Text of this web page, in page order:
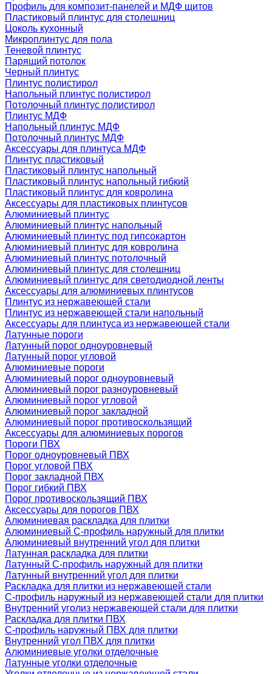
Профиль для композит-панелей и МДФ щитов
Пластиковый плинтус для столешниц
Цоколь кухонный
Микроплинтус для пола
Теневой плинтус
Парящий потолок
Черный плинтус
Плинтус полистирол
Напольный плинтус полистирол
Потолочный плинтус полистирол
Плинтус МДФ
Напольный плинтус МДФ
Потолочный плинтус МДФ
Аксессуары для плинтуса МДФ
Плинтус пластиковый
Пластиковый плинтус напольный
Пластиковый плинтус напольный гибкий
Пластиковый плинтус для ковролина
Аксессуары для пластиковых плинтусов
Алюминиевый плинтус
Алюминиевый плинтус напольный
Алюминиевый плинтус под гипсокартон
Алюминиевый плинтус для ковролина
Алюминиевый плинтус потолочный
Алюминиевый плинтус для столешниц
Алюминиевый плинтус для светодиодной ленты
Аксессуары для алюминиевых плинтусов
Плинтус из нержавеющей стали
Плинтус из нержавеющей стали напольный
Аксессуары для плинтуса из нержавеющей стали
Латунные пороги
Латунный порог одноуровневый
Латунный порог угловой
Алюминиевые пороги
Алюминиевый порог одноуровневый
Алюминиевый порог разноуровневый
Алюминиевый порог угловой
Алюминиевый порог закладной
Алюминиевый порог противоскользящий
Аксессуары для алюминиевых порогов
Пороги ПВХ
Порог одноуровневый ПВХ
Порог угловой ПВХ
Порог закладной ПВХ
Порог гибкий ПВХ
Порог противоскользящий ПВХ
Аксессуары для порогов ПВХ
Алюминиевая раскладка для плитки
Алюминиевый С-профиль наружный для плитки
Алюминиевый внутренний угол для плитки
Латунная раскладка для плитки
Латунный С-профиль наружный для плитки
Латунный внутренний угол для плитки
Раскладка для плитки из нержавеющей стали
С-профиль наружный из нержавеющей стали для плитки
Внутренний уголиз нержавеющей стали для плитки
Раскладка для плитки ПВХ
С-профиль наружный ПВХ для плитки
Внутренний угол ПВХ для плитки
Алюминиевые уголки отделочные
Латунные уголки отделочные